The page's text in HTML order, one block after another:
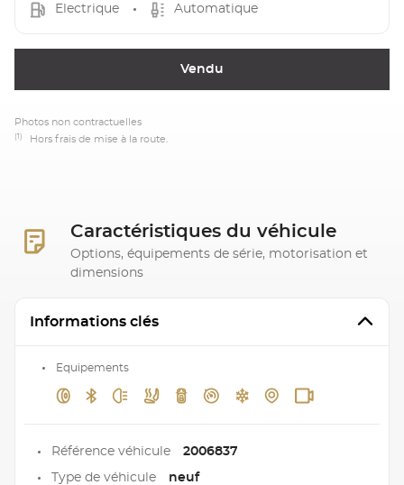
Electrique Automatique
Vendu
Photos non contractuelles
(1) Hors frais de mise à la route.
Caractéristiques du véhicule
Options, équipements de série, motorisation et
dimensions
Informations clés
Equipements
Référence véhicule 2006837
Type de véhicule neuf